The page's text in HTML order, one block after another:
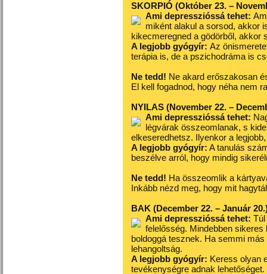
SKORPIÓ (Október 23. –
Ami depresszióssá tehet:
miként alakul a sorsod, akkor
kikecmeregned a gödörből, akkor
A legjobb gyógyír: Az
terápia is, de a pszichodráma is
Ne tedd! Ne akard erőszakosan
El kell fogadnod, hogy néha nem
NYILAS (November 22. –
Ami depresszióssá tehet:
légvárak összeomlanak, s
elkeseredhetsz. Ilyenkor a
A legjobb gyógyír: A tanulás
beszélve arról, hogy mindig
Ne tedd! Ha összeomlik a
Inkább nézd meg, hogy mit
BAK (December 22. – Január
Ami depresszióssá tehet:
felelősség. Mindebben
boldoggá tesznek. Ha semmi
lehangoltság.
A legjobb gyógyír: Keress olyan
tevékenységre adnak